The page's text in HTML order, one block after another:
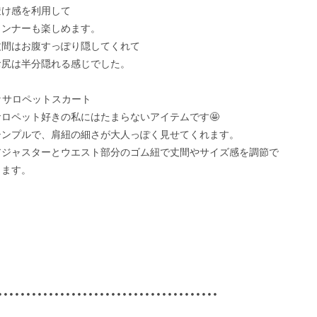
感を利用して
ナーも楽しめます。
はお腹すっぽり隠してくれて
は半分隠れる感じでした。
ロペットスカート
ペット好きの私にはたまらないアイテムです🤩
プルで、肩紐の細さが大人っぽく見せてくれます。
ャスターとウエスト部分のゴム紐で丈間やサイズ感を調節で
す。